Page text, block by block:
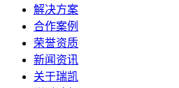
解决方案
合作案例
荣誉资质
新闻资讯
关于瑞凯